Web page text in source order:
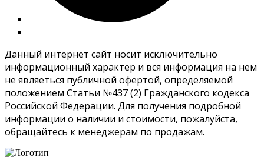
Данный интернет сайт носит исключительно
информационный характер и вся информация на нем
не являеться публичной офертой, определяемой
положением Статьи №437 (2) Гражданского кодекса
Российской Федерации. Для получения подробной
информации о наличии и стоимости, пожалуйста,
обращайтесь к менеджерам по продажам.